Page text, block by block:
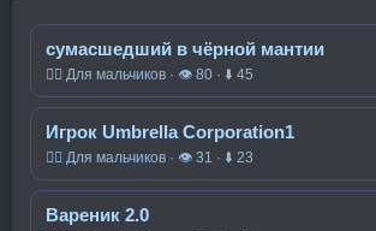
сумасшедший в чёрной мантии
🧍‍♂️ Для мальчиков · 👁 80 · ⬇ 45
Игрок Umbrella Corporation1
🧍‍♂️ Для мальчиков · 👁 31 · ⬇ 23
Вареник 2.0